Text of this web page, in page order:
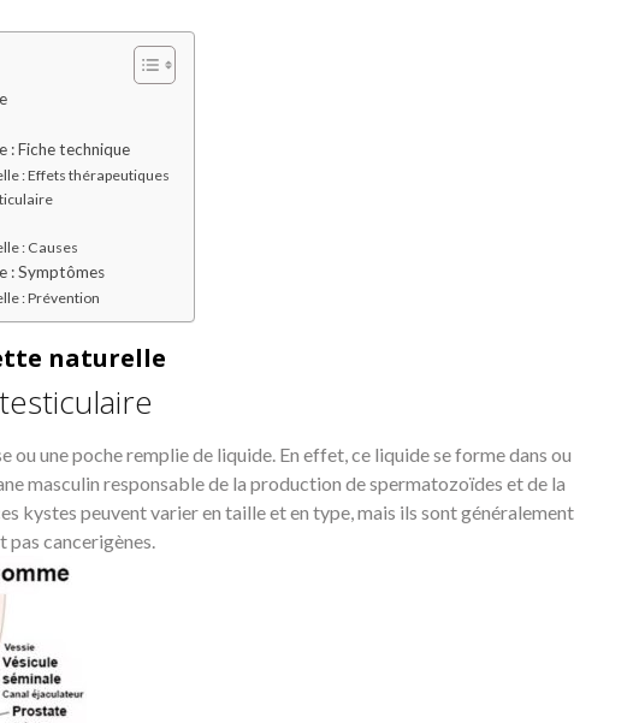
Fiche technique
: Effets thérapeutiques
: Causes
: Symptômes
: Prévention
naturelle
ou une poche remplie de liquide. En effet, ce liquide se forme dans ou
masculin responsable de la production de spermatozoïdes et de la
kystes peuvent varier en taille et en type, mais ils sont généralement
pas cancerigènes.